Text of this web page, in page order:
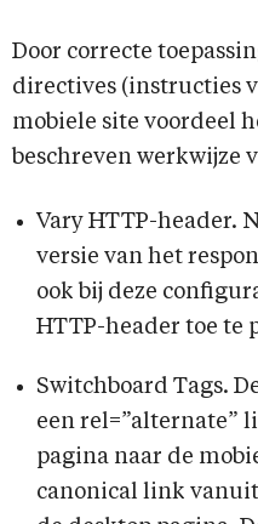
Door correcte
directives (instructies
mobiele site voordeel
beschreven werkwijze
Vary HTTP-header.
versie van het
ook bij deze
HTTP-header toe te
Switchboard Tags.
een rel=”alternate”
pagina naar de
canonical link